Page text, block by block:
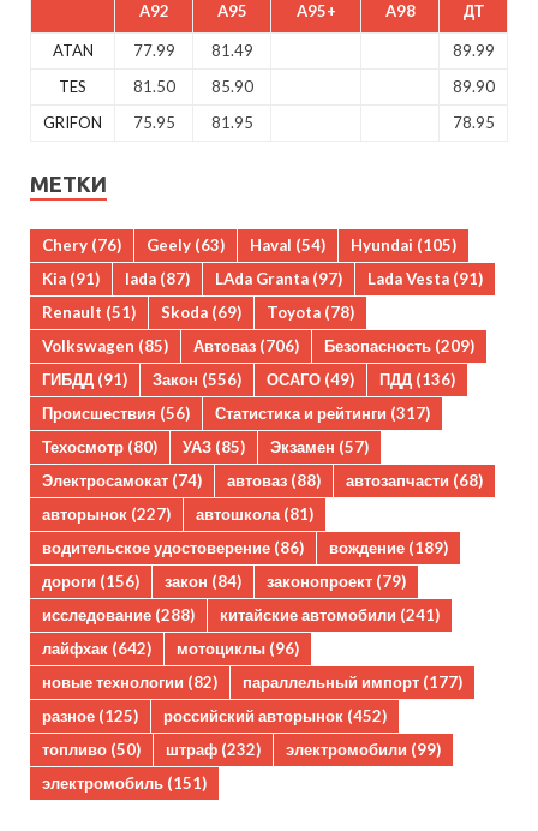
A92 A95 A95+ A98 ДТ
ATAN 77.99 81.49
89.99
TES
81.50 85.90
89.90
GRIFON
75.95 81.95 78.95
МЕТКИ
Chery (76) Geely (63) Haval (54) Hyundai (105)
Kia (91) lada (87) LAda Granta (97) Lada Vesta (91)
Renault (51) Skoda (69) Toyota (78)
Volkswagen (85) Автоваз (706) Безопасность (209)
ГИБДД (91) Закон (556) ОСАГО (49) ПДД (136)
Происшествия (56) Статистика и рейтинги (317)
Техосмотр (80) УАЗ (85) Экзамен (57)
Электросамокат (74) автоваз (88) автозапчасти (68)
авторынок (227) автошкола(81)
водительское удостоверение (86) вождение (189)
дороги (156) закон (84) законопроект (79)
исследование (288) китайские автомобили (241)
лайфхак (642) мотоциклы (96)
новые технологии (82) параллельный импорт (177)
разное (125) российский авторынок (452)
топливо (50) штраф (232) электромобили (99)
электромобиль (151)